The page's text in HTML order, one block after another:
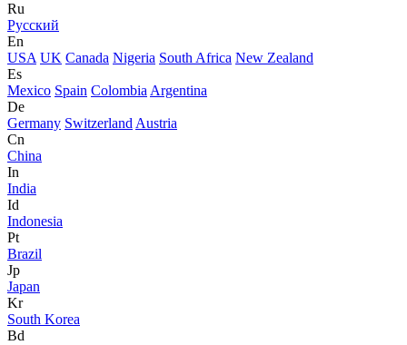
Ru
Русский
En
USA UK Canada Nigeria South Africa New Zealand
Es
Mexico Spain Colombia Argentina
De
Germany Switzerland Austria
Cn
China
In
India
Id
Indonesia
Pt
Brazil
Jp
Japan
Kr
South Korea
Bd